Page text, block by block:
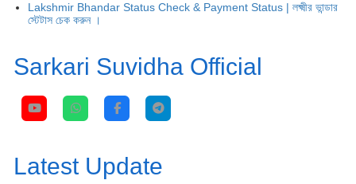
Lakshmir Bhandar Status Check & Payment Status | লক্ষ্মীর ভান্ডার
স্টেটাস চেক করুন ।
Sarkari Suvidha Official
Latest Update